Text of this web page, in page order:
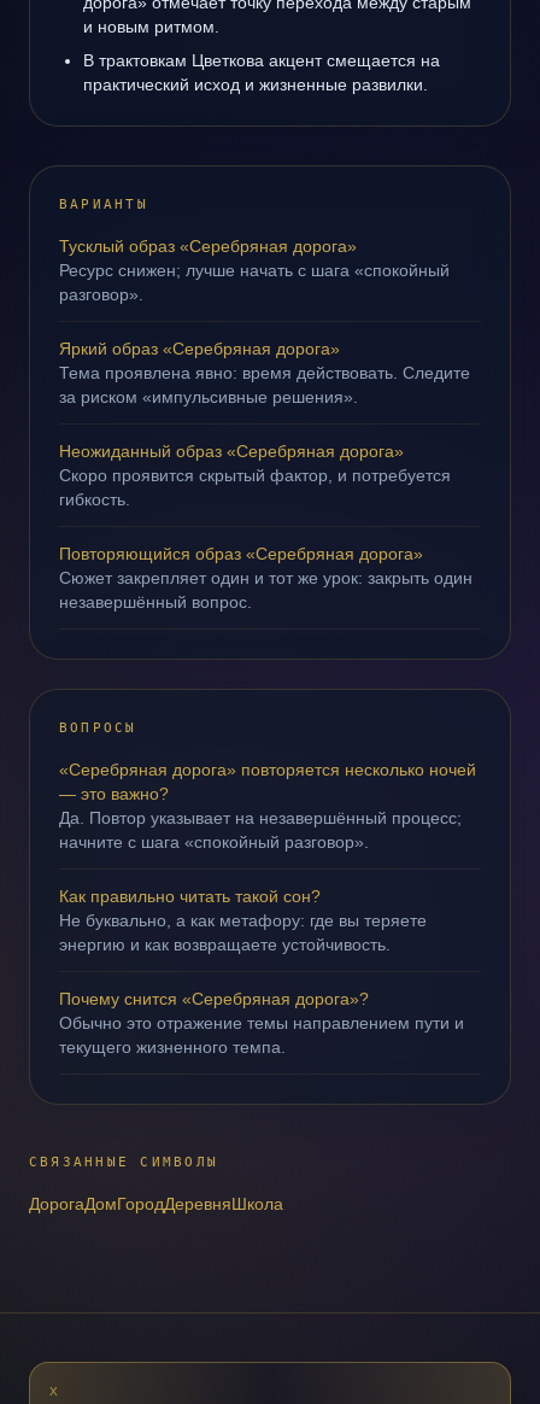
и новым ритмом.
В трактовкам Цветкова акцент смещается на
практический исход и жизненные развилки.
ВАРИАНТЫ
Тусклый образ «Серебряная дорога»
Ресурс снижен; лучше начать с шага «спокойный
разговор».
Яркий образ «Серебряная дорога»
Тема проявлена явно: время действовать. Следите
за риском «импульсивные решения».
Неожиданный образ «Серебряная дорога»
Скоро проявится скрытый фактор, и потребуется
гибкость.
Повторяющийся образ «Серебряная дорога»
Сюжет закрепляет один и тот же урок: закрыть один
незавершённый вопрос.
ВОПРОСЫ
«Серебряная дорога» повторяется несколько ночей
— это важно?
Да. Повтор указывает на незавершённый процесс;
начните с шага «спокойный разговор».
Как правильно читать такой сон?
Не буквально, а как метафору: где вы теряете
энергию и как возвращаете устойчивость.
Почему снится «Серебряная дорога»?
Обычно это отражение темы направлением пути и
текущего жизненного темпа.
СВЯЗАННЫЕ СИМВОЛЫ
ДорогаДомГородДеревняШкола
X